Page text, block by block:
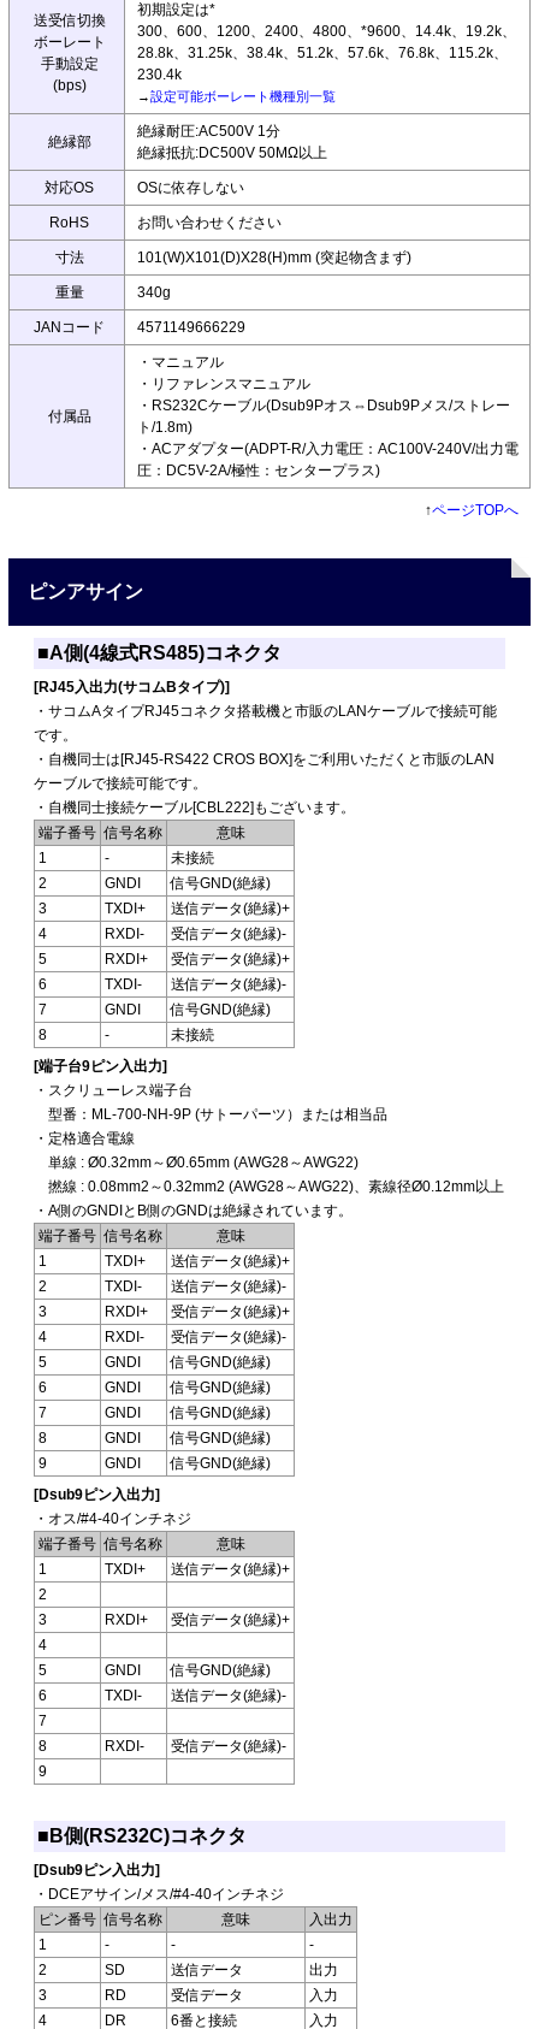
送受信切換
ボーレート
手動設定
(bps)
初期設定は*
300、600、1200、2400、4800、*9600、14.4k、19.2k、
28.8k、31.25k、38.4k、51.2k、57.6k、76.8k、115.2k、
230.4k
→設定可能ボーレート機種別一覧
絶縁部
絶縁耐圧:AC500V 1分
絶縁抵抗:DC500V 50MΩ以上
対応OS OSに依存しない
RoHS お問い合わせください
寸法 101(W)X101(D)X28(H)mm (突起物含まず)
重量 340g
JANコード 4571149666229
付属品
・マニュアル
・リファレンスマニュアル
・RS232Cケーブル(Dsub9Pオス⇔Dsub9Pメス/ストレー
ト/1.8m)
・ACアダプター(ADPT-R/入力電圧：AC100V-240V/出力電
圧：DC5V-2A/極性：センタープラス)
↑ページTOPへ
ピンアサイン
■A側(4線式RS485)コネクタ
[RJ45入出力(サコムBタイプ)]
・サコムAタイプRJ45コネクタ搭載機と市販のLANケーブルで接続可能
です。
・自機同士は[RJ45-RS422 CROS BOX]をご利用いただくと市販のLAN
ケーブルで接続可能です。
・自機同士接続ケーブル[CBL222]もございます。
端子番号 信号名称
意味
1
-
未接続
2
GNDI
信号GND(絶縁)
3
TXDI+
送信データ(絶縁)+
4
RXDI-
受信データ(絶縁)-
5
RXDI+
受信データ(絶縁)+
6
TXDI-
送信データ(絶縁)-
7
GNDI
信号GND(絶縁)
8
-
未接続
[端子台9ピン入出力]
・スクリューレス端子台
型番：ML-700-NH-9P (サトーパーツ）または相当品
・定格適合電線
単線 : Ø0.32mm～Ø0.65mm (AWG28～AWG22)
撚線 : 0.08mm2～0.32mm2 (AWG28～AWG22)、素線径Ø0.12mm以上
・A側のGNDIとB側のGNDは絶縁されています。
端子番号 信号名称
意味
1
TXDI+
送信データ(絶縁)+
2
TXDI-
送信データ(絶縁)-
3
RXDI+
受信データ(絶縁)+
4
RXDI-
受信データ(絶縁)-
5
GNDI
信号GND(絶縁)
6
GNDI
信号GND(絶縁)
7
GNDI
信号GND(絶縁)
8
GNDI
信号GND(絶縁)
9
GNDI
信号GND(絶縁)
[Dsub9ピン入出力]
・オス/#4-40インチネジ
端子番号 信号名称
意味
1
TXDI+
送信データ(絶縁)+
2
3
RXDI+
受信データ(絶縁)+
4
5
GNDI
信号GND(絶縁)
6
TXDI-
送信データ(絶縁)-
7
8
RXDI-
受信データ(絶縁)-
9
■B側(RS232C)コネクタ
[Dsub9ピン入出力]
・DCEアサイン/メス/#4-40インチネジ
ピン番号 信号名称 意味
入出力
1
- -
-
2
SD 送信データ
出力
3
RD 受信データ
入力
4
DR 6番と接続 入力